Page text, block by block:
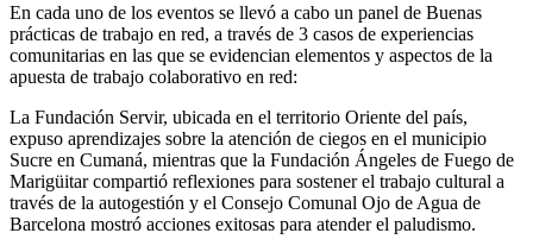
En cada uno de los eventos se llevó a cabo un panel de Buenas
prácticas de trabajo en red, a través de 3 casos de experiencias
comunitarias en las que se evidencian elementos y aspectos de la
apuesta de trabajo colaborativo en red:
La Fundación Servir, ubicada en el territorio Oriente del país,
expuso aprendizajes sobre la atención de ciegos en el municipio
Sucre en Cumaná, mientras que la Fundación Ángeles de Fuego de
Marigüitar compartió reflexiones para sostener el trabajo cultural a
través de la autogestión y el Consejo Comunal Ojo de Agua de
Barcelona mostró acciones exitosas para atender el paludismo.